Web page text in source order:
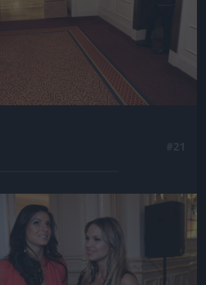
Jön még kép!